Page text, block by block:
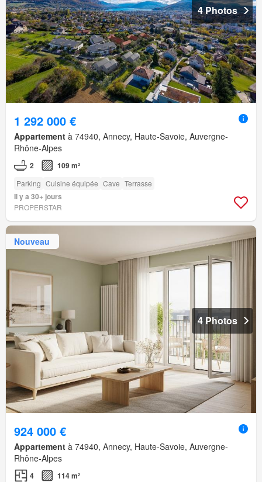
4 Photos
1 292 000 €
Appartement à 74940, Annecy, Haute-Savoie, Auvergne-
Rhône-Alpes
2 109 m²
Parking Cuisine équipée Cave Terrasse
Il y a 30+ jours
PROPERSTAR
Nouveau
4 Photos
924 000 €
Appartement à 74940, Annecy, Haute-Savoie, Auvergne-
Rhône-Alpes
4 114 m²